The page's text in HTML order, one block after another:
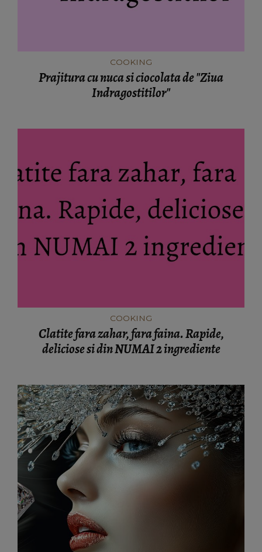
COOKING
Prajitura cu nuca si ciocolata de "Ziua
Indragostitilor"
COOKING
Clatite fara zahar, fara faina. Rapide,
deliciose si din NUMAI 2 ingrediente